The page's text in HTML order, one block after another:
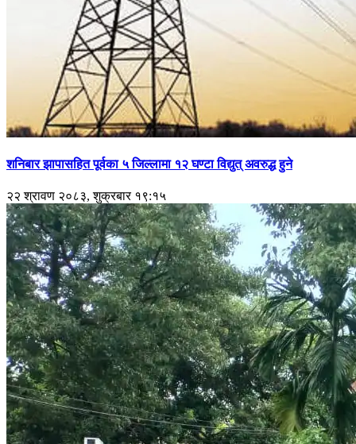
शनिबार झापासहित पूर्वका ५ जिल्लामा १२ घण्टा विद्युत् अवरुद्ध हुने
२२ श्रावण २०८३, शुक्रबार १९:१५